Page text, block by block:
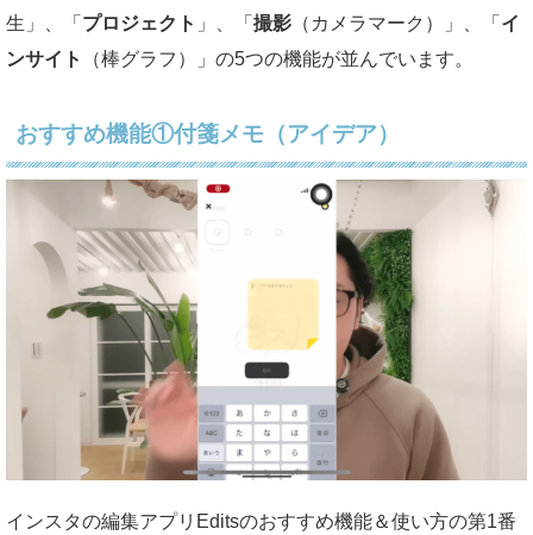
生」、「 プロジェクト 」、「 撮影 （カメラマーク）」、「 イ
ンサイト
（棒グラフ）」の5つの機能が並んでいます。
おすすめ機能①付箋メモ（アイデア）
インスタの編集アプリEditsのおすすめ機能＆使い方の第1番